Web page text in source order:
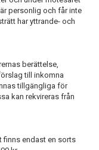
personlig och får inte
har yttrande- och
berättelse,
till inkomna
tillgängliga för
kan rekvireras från
finns endast en sorts